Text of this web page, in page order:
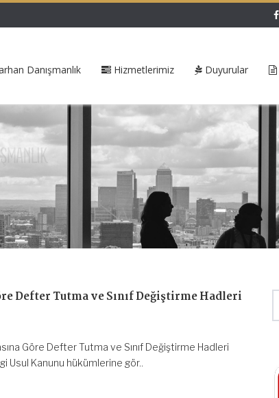
Danışmanlık Hizmetlerimiz Duyurular
Defter Tutma ve Sınıf Değiştirme Hadleri
Göre Defter Tutma ve Sınıf Değiştirme Hadleri
Usul Kanunu hükümlerine gör..